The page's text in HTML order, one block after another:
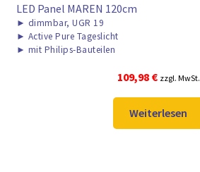
LED Panel MAREN 120cm
► dimmbar, UGR 19
► Active Pure Tageslicht
► mit Philips-Bauteilen
109,98 € zzgl. MwSt.
Weiterlesen